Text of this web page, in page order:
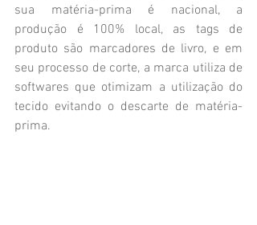
sua matéria-prima é nacional, a
produção é 100% local, as tags de
produto são marcadores de livro, e em
seu processo de corte, a marca utiliza de
softwares que otimizam a utilização do
tecido evitando o descarte de matéria-
prima.